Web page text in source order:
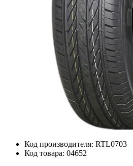
Код производителя: RTL0703
Код товара: 04652